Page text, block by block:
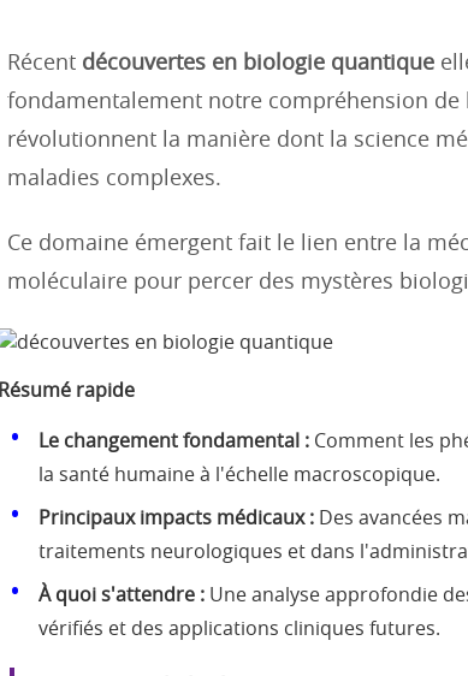
Récent découvertes en biologie quantique
fondamentalement notre compréhension de
révolutionnent la manière dont la science
maladies complexes.
Ce domaine émergent fait le lien entre la
moléculaire pour percer des mystères
Résumé rapide
Le changement fondamental : Comment les
la santé humaine à l'échelle macroscopique.
Principaux impacts médicaux : Des avancées
traitements neurologiques et dans
À quoi s'attendre : Une analyse approfondie
vérifiés et des applications cliniques futures.